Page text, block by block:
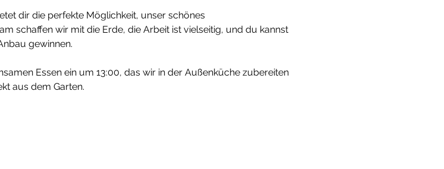
dir die perfekte Möglichkeit, unser schönes
schaffen wir mit die Erde, die Arbeit ist vielseitig, und du kannst
gewinnen.
Essen ein um 13:00, das wir in der Außenküche zubereiten
aus dem Garten.